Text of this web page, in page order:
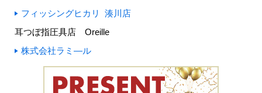
フィッシングヒカリ 湊川店
耳つぼ指圧具店 Oreille
株式会社ラミ―ル